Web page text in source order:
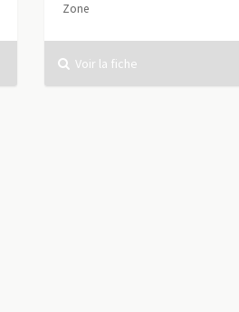
Zone
Voir la fiche